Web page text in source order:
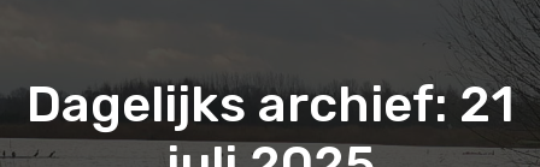
Dagelijks archief: 21